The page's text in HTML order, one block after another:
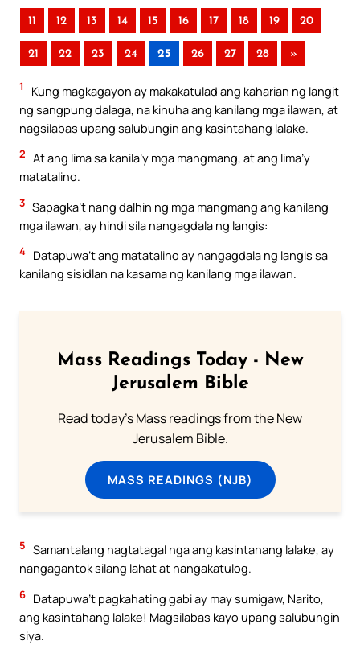
11 12 13 14 15 16 17 18 19 20
21 22 23 24 25 26 27 28 »
1
Kung magkagayon ay makakatulad ang kaharian ng langit
ng sangpung dalaga, na kinuha ang kanilang mga ilawan, at
nagsilabas upang salubungin ang kasintahang lalake.
2 At ang lima sa kanila’y mga mangmang, at ang lima’y
matatalino.
3 Sapagka’t nang dalhin ng mga mangmang ang kanilang
mga ilawan, ay hindi sila nangagdala ng langis:
4 Datapuwa’t ang matatalino ay nangagdala ng langis sa
kanilang sisidlan na kasama ng kanilang mga ilawan.
Mass Readings Today - New
Jerusalem Bible
Read today's Mass readings from the New
Jerusalem Bible.
MASS READINGS (NJB)
5 Samantalang nagtatagal nga ang kasintahang lalake, ay
nangagantok silang lahat at nangakatulog.
6 Datapuwa’t pagkahating gabi ay may sumigaw, Narito,
ang kasintahang lalake! Magsilabas kayo upang salubungin
siya.